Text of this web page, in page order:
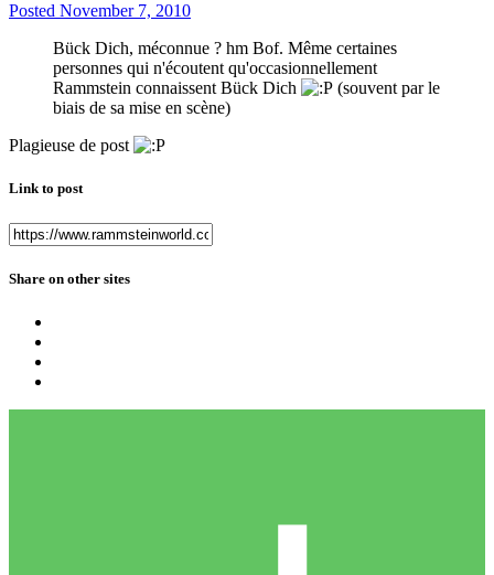
Posted November 7, 2010
Bück Dich, méconnue ? hm Bof. Même certaines
personnes qui n'écoutent qu'occasionnellement
Rammstein connaissent Bück Dich
(souvent par le
biais de sa mise en scène)
Plagieuse de post
Link to post
Share on other sites